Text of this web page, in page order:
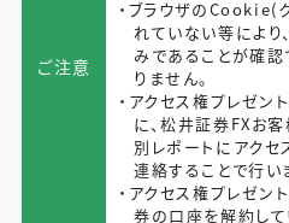
ご注意
・ブラウザのCookie(
れていない等によ
みであることが確
りません。
・アクセス権プレゼ
に、松井証券FXお客
別レポートにアクセ
連絡することで行い
・アクセス権プレゼン
券の口座を解約し